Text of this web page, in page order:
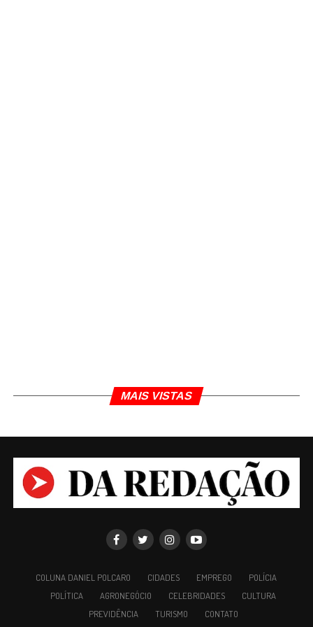
MAIS VISTAS
COLUNA DANIEL POLCARO CIDADES EMPREGO
POLÍCIA
POLÍTICA
AGRONEGÓCIO CELEBRIDADES
CULTURA
PREVIDÊNCIA
TURISMO CONTATO